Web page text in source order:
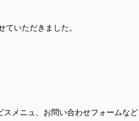
いただきました。
メニュ、お問い合わせフォームなど